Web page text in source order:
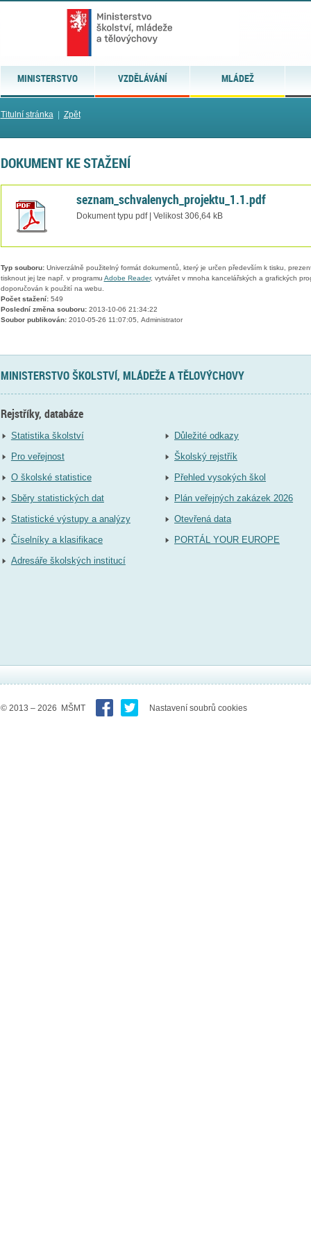
MINISTERSTVO VZDĚLÁVÁNÍ MLÁDEŽ
Titulní stránka| Zpět
DOKUMENT KE STAŽENÍ
seznam_schvalenych_projektu_1.1.pdf
Dokument typu pdf | Velikost 306,64 kB
Typ souboru:Univerzálně použitelný formát dokumentů, který je určen především k tisku,
tisknout jej lze např. v programu Adobe Reader, vytvářet v mnoha kancelářských a grafických
doporučován k použití na webu.
Počet stažení:549
Poslední změna souboru:2013-10-06 21:34:22
Soubor publikován:2010-05-26 11:07:05, Administrator
MINISTERSTVO ŠKOLSTVÍ, MLÁDEŽE A TĚLOVÝCHOVY
Rejstříky, databáze
Statistika školství
Pro veřejnost
O školské statistice
Sběry statistických dat
Statistické výstupy a analýzy
Číselníky a klasifikace
Adresáře školských institucí
Důležité odkazy
Školský rejstřík
Přehled vysokých škol
Plán veřejných zakázek 2026
Otevřená data
PORTÁL YOUR EUROPE
© 2013 – 2026 MŠMT Nastavení soubrů cookies